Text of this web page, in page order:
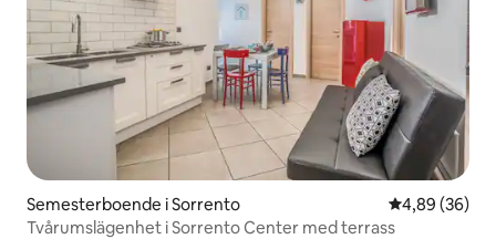
Semesterboende i Sorrento 4,89 av 5 i
4,89 (36)
Tvårumslägenhet i Sorrento Center med terrass